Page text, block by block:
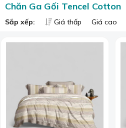
Chăn Ga Gối Tencel Cotton
Sắp xếp: Giá thấp Giá cao